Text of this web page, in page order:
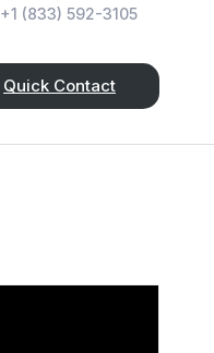
+1 (833) 592-3105
Quick Contact